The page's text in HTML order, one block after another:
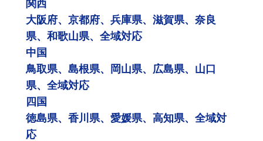
関西
大阪府、京都府、兵庫県、滋賀県、奈良
県、和歌山県、全域対応
中国
鳥取県、島根県、岡山県、広島県、山口
県、全域対応
四国
徳島県、香川県、愛媛県、高知県、全域対
応